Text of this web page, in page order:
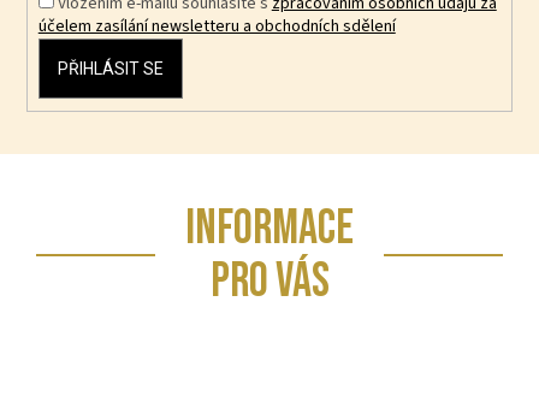
účelem zasílání newsletteru a obchodních sdělení
PŘIHLÁSIT SE
INFORMACE
PRO VÁS